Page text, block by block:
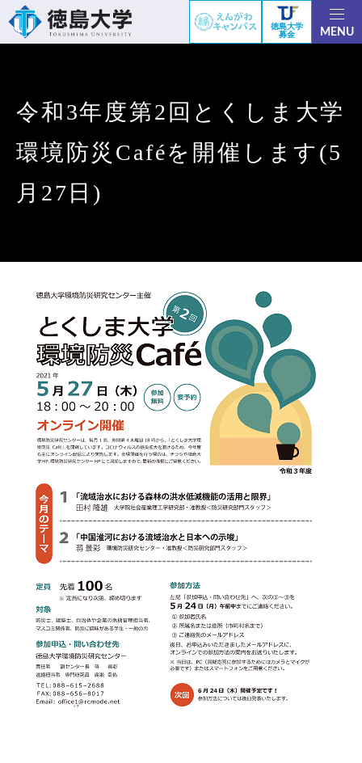
徳島大学
募金
MENU
令和3年度第2回とくしま大学
環境防災Caféを開催します(5
月27日)